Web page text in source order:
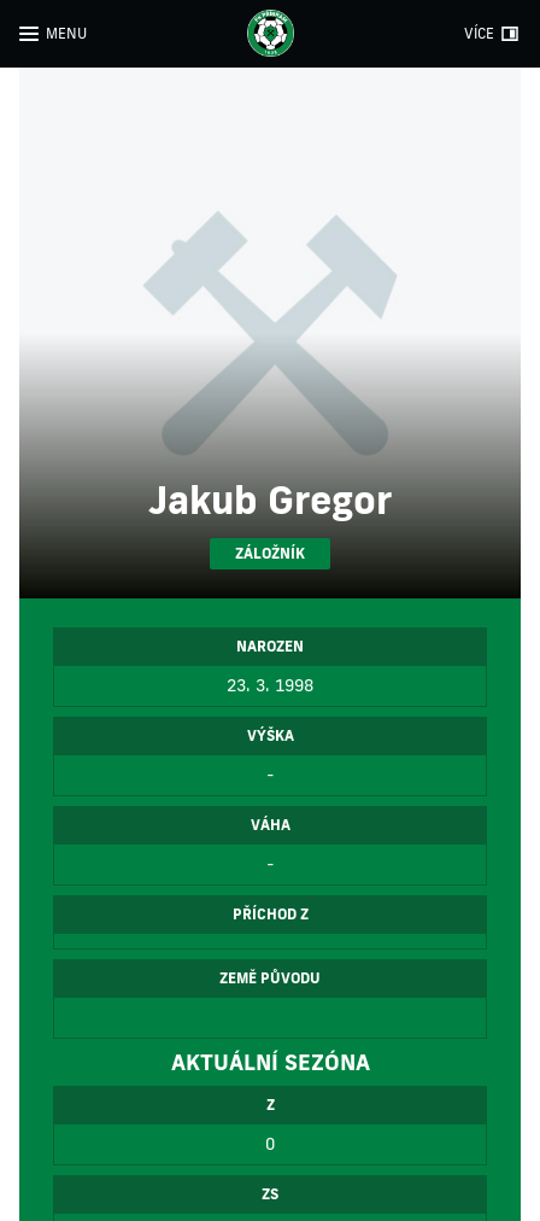
MENU VÍCE
Jakub Gregor
ZÁLOŽNÍK
NAROZEN
23. 3. 1998
VÝŠKA
-
VÁHA
-
PŘÍCHOD Z
ZEMĚ PŮVODU
AKTUÁLNÍ SEZÓNA
Z
0
ZS